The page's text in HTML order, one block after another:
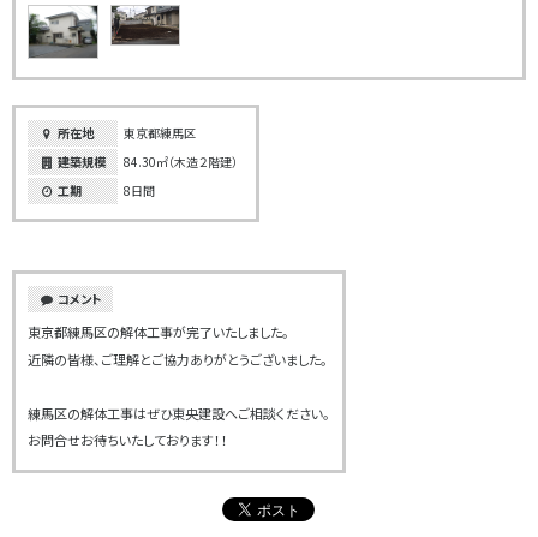
所在地
東京都練馬区
建築規模
84.30㎡（木造２階建）
工期
8日間
コメント
東京都練馬区の解体工事が完了いたしました。
近隣の皆様、ご理解とご協力ありがとうございました。
練馬区の解体工事はぜひ東央建設へご相談ください。
お問合せお待ちいたしております！！